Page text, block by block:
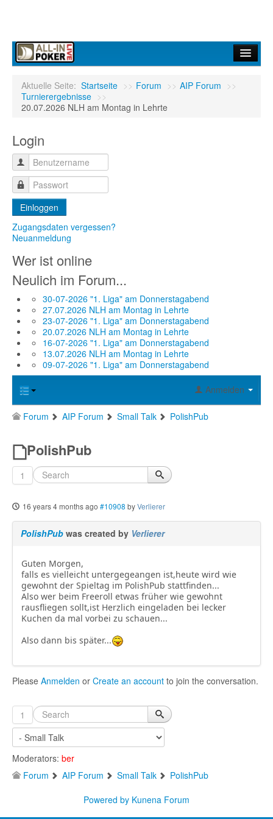
Forum
Turniere
Ergebnisdienst
Community
Aktuelle Seite: Startseite >> Forum >> AIP Forum >>
Turnierergebnisse >>
20.07.2026 NLH am Montag in Lehrte
Login
Einloggen
Zugangsdaten vergessen?
Neuanmeldung
Wer ist online
Neulich im Forum...
30-07-2026 "1. Liga" am Donnerstagabend
27.07.2026 NLH am Montag in Lehrte
23-07-2026 "1. Liga" am Donnerstagabend
20.07.2026 NLH am Montag in Lehrte
16-07-2026 "1. Liga" am Donnerstagabend
13.07.2026 NLH am Montag in Lehrte
09-07-2026 "1. Liga" am Donnerstagabend
Anmelden
Forum AIP Forum Small Talk PolishPub
PolishPub
1
16 years 4 months ago #10908 byVerlierer
PolishPub was created by Verlierer
Guten Morgen,
falls es vielleicht untergegeangen ist,heute wird wie
gewohnt der Spieltag im PolishPub stattfinden...
Also wer beim Freeroll etwas früher wie gewohnt
rausfliegen sollt,ist Herzlich eingeladen bei lecker
Kuchen da mal vorbei zu schauen...
Also dann bis später...
Please Anmelden or Create an account to join the conversation.
1
Moderators: ber
Forum
AIP Forum Small Talk
PolishPub
Powered by Kunena Forum